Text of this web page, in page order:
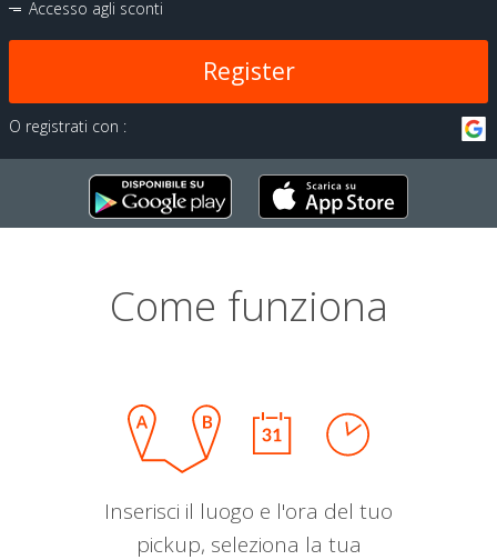
Accesso agli sconti
Register
O registrati con :
Come funziona
Inserisci il luogo e l'ora del tuo
pickup, seleziona la tua